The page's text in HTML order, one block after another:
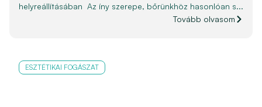
helyreállításában Az íny szerepe, bőrünkhöz hasonlóan s...
Tovább olvasom
ESZTÉTIKAI FOGÁSZAT